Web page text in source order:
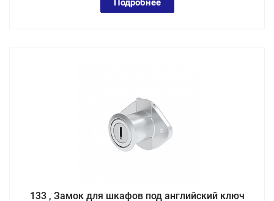
Подробнее
133 , Замок для шкафов под английский ключ